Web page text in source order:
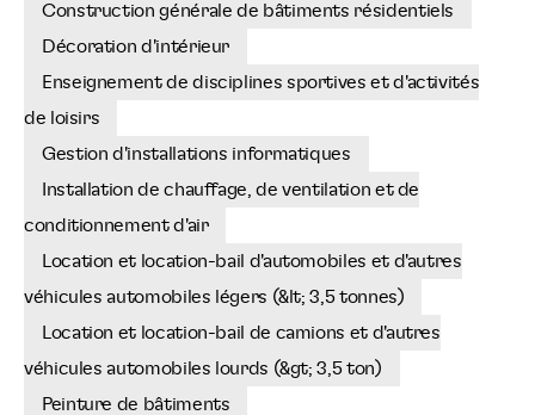
Construction générale de bâtiments résidentiels
Décoration d'intérieur
Enseignement de disciplines sportives et d'activités
de loisirs
Gestion d'installations informatiques
Installation de chauffage, de ventilation et de
conditionnement d'air
Location et location-bail d'automobiles et d'autres
véhicules automobiles légers (&lt; 3,5 tonnes)
Location et location-bail de camions et d'autres
véhicules automobiles lourds (&gt; 3,5 ton)
Peinture de bâtiments